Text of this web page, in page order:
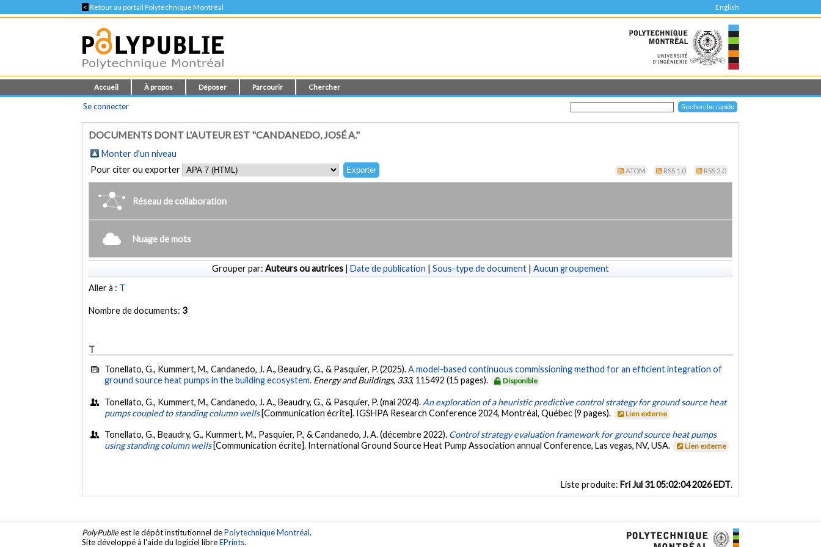
< Retour au portail Polytechnique Montréal English
Accueil À propos Déposer Parcourir Chercher
Se connecter
DOCUMENTS DONT L'AUTEUR EST "CANDANEDO, JOSÉ A."
Monter d'un niveau
Pour citer ou exporter
ATOM RSS 1.0 RSS 2.0
Réseau de collaboration
Nuage de mots
Grouper par: Auteurs ou autrices | Date de publication | Sous-type de document | Aucun groupement
Aller à : T
Nombre de documents: 3
T
Tonellato, G., Kummert, M., Candanedo, J. A., Beaudry, G., & Pasquier, P. (2025).A model-based continuous commissioning method for an efficient integration of
ground source heat pumps in the building ecosystem. Energy and Buildings, 333, 115492 (15 pages). Disponible
Tonellato, G., Kummert, M., Candanedo, J. A., Beaudry, G., & Pasquier, P. (mai 2024). An exploration of a heuristic predictive control strategy for ground source heat
pumps coupled to standing column wells [Communication écrite]. IGSHPA Research Conference 2024, Montréal, Québec (9 pages). Lien externe
Tonellato, G., Beaudry, G., Kummert, M., Pasquier, P., & Candanedo, J. A. (décembre 2022). Control strategy evaluation framework for ground source heat pumps
using standing column wells [Communication écrite]. International Ground Source Heat Pump Association annual Conference, Las vegas, NV, USA. Lien externe
Liste produite: Fri Jul 31 05:02:04 2026 EDT.
PolyPublieest le dépôt institutionnel dePolytechnique Montréal.
Site développé à l'aide du logiciel libreEPrints.